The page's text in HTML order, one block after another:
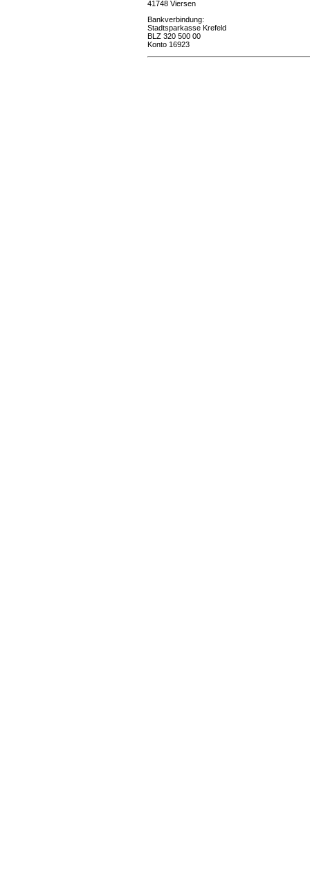
41748 Viersen
Bankverbindung:
Stadtsparkasse Krefeld
BLZ 320 500 00
Konto 16923